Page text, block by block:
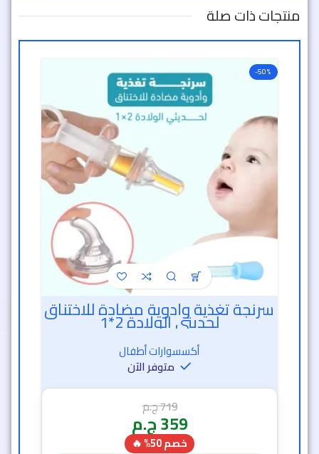
منتجات ذات صلة
-50%
سرنجة تغذية وأدوية مضادة للاختناق
لحديثي الولادة 2*1
أكسسوارات أطفال
متوفر الآن
719ج.م
359ج.م
خصم 50% 🔥